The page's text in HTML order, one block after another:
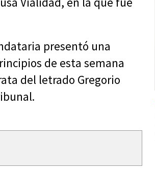
presentó una
de esta semana
del letrado Gregorio